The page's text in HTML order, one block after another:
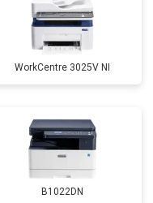
WorkCentre 3025V NI
B1022DN